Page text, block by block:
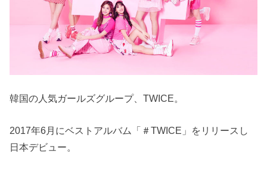
韓国の人気ガールズグループ、TWICE。
2017年6月にベストアルバム「＃TWICE」をリリースし
日本デビュー。